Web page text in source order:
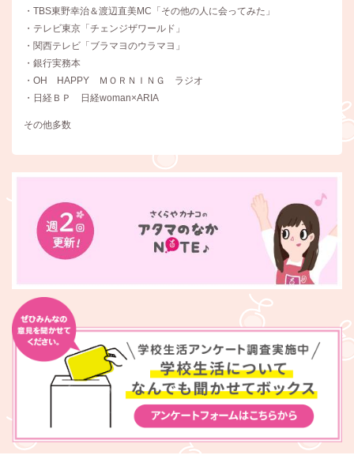
・TBS東野幸治＆渡辺直美MC「その他の人に会ってみた」
・テレビ東京「チェンジザワールド」
・関西テレビ「ブラマヨのウラマヨ」
・銀行実務本
・OH HAPPY ＭＯＲＮＩＮＧ ラジオ
・日経ＢＰ 日経woman×ARIA
その他多数